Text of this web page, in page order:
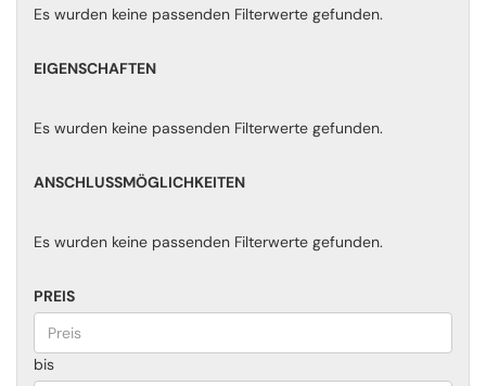
Es wurden keine passenden Filterwerte gefunden.
EIGENSCHAFTEN
Es wurden keine passenden Filterwerte gefunden.
ANSCHLUSSMÖGLICHKEITEN
Es wurden keine passenden Filterwerte gefunden.
PREIS
bis